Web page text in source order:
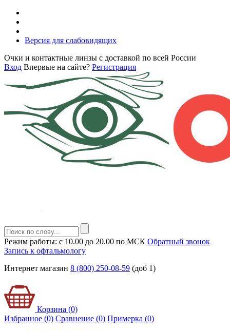
Версия для слабовидящих
Очки и контактные линзы с доставкой по всей России
Вход Впервые на сайте? Регистрация
Режим работы: с 10.00 до 20.00 по МСК Обратный звонок
Запись к офтальмологу
Интернет магазин 8 (800) 250-08-59 (доб 1)
Корзина (0)
Избранное (0) Сравнение (0) Примерка (0)